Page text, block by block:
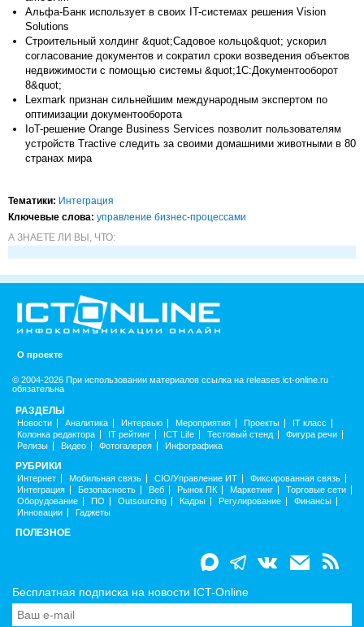
Альфа-Банк использует в своих IT-системах решения Vision
Solutions
Строительный холдинг &quot;Садовое кольцо&quot; ускорил
согласование документов и сократил сроки возведения объектов
недвижимости с помощью системы &quot;1С:Документооборот
8&quot;
Lexmark признан сильнейшим международным экспертом по
оптимизации документооборота
IoT-решение Orange Business Services позволит пользователям
устройств Tractive следить за своими домашними животными в 80
странах мира
Тематики: Интеграция
Ключевые слова: управление бизнес-процессами
А ЗНАЕТЕ ЛИ ВЫ, ЧТО:
О проекте
© 2004-2026 При использовании материалов ссылка на releases.ict-online.ru
обязательна
РАЗДЕЛЫ
Новости Аналитика Интервью Мероприятия Проекты
IT класс
Колонка редактора
IT рейтинг ICT Life Тестовый стенд
Фигура речи
Релизы
Видео Фотогалерея Инфографика
РУБРИКИ
Интернет Мобильная связь CIO/Управление ИТ
Фиксированная связь
Интеграция
Безопасность Веб Рынок ПК Маркетинг
Торговые сети
Оборудование
ПО Outsourcing Кадры Регулирование
Финансы
Инновации
Гаджеты
ПОЛЕЗНОЕ
Бесплатная подписка на новости ICT-Online